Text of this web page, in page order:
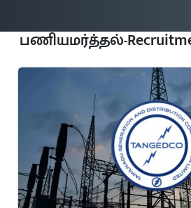
பணியமர்த்தல்-